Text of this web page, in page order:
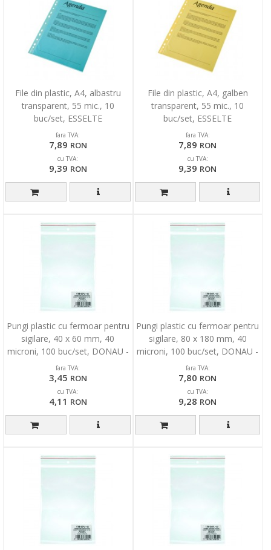
File din plastic, A4, albastru
transparent, 55 mic., 10
buc/set, ESSELTE
fara TVA:
7,89 RON
cu TVA:
9,39 RON
File din plastic, A4, galben
transparent, 55 mic., 10
buc/set, ESSELTE
fara TVA:
7,89 RON
cu TVA:
9,39 RON
Pungi plastic cu fermoar pentru
sigilare, 40 x 60 mm, 40
microni, 100 buc/set, DONAU -
transparent
fara TVA:
3,45 RON
cu TVA:
4,11 RON
Pungi plastic cu fermoar pentru
sigilare, 80 x 180 mm, 40
microni, 100 buc/set, DONAU -
transparent
fara TVA:
7,80 RON
cu TVA:
9,28 RON